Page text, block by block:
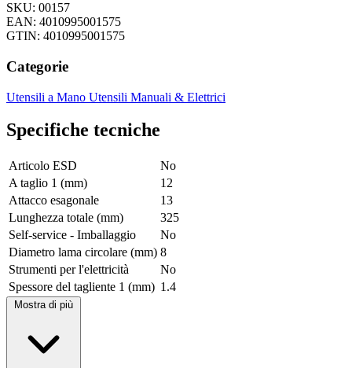
SKU: 00157
EAN: 4010995001575
GTIN: 4010995001575
Categorie
Utensili a Mano Utensili Manuali & Elettrici
Specifiche tecniche
Articolo ESD
No
A taglio 1 (mm)
12
Attacco esagonale
13
Lunghezza totale (mm)
325
Self-service - Imballaggio
No
Diametro lama circolare (mm) 8
Strumenti per l'elettricità
No
Spessore del tagliente 1 (mm) 1.4
Mostra di più